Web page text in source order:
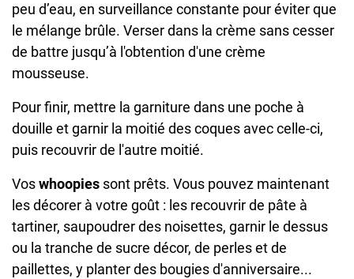
peu d’eau, en surveillance constante pour éviter que
le mélange brûle. Verser dans la crème sans cesser
de battre jusqu’à l'obtention d'une crème
mousseuse.
Pour finir, mettre la garniture dans une poche à
douille et garnir la moitié des coques avec celle-ci,
puis recouvrir de l'autre moitié.
Voswhoopies sont prêts. Vous pouvez maintenant
les décorer à votre goût : les recouvrir de pâte à
tartiner, saupoudrer des noisettes, garnir le dessus
ou la tranche de sucre décor, de perles et de
paillettes, y planter des bougies d'anniversaire...